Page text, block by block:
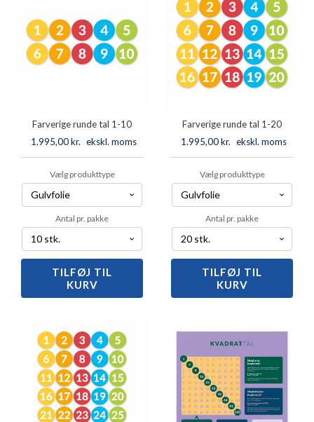
Farverige runde tal 1-10
1.995,00kr. ekskl. moms
Vælg produkttype
Antal pr. pakke
Farverige
runde
tal
antal
TILFØJ TIL
KURV
Farverige runde tal 1-20
1.995,00kr. ekskl. moms
Vælg produkttype
Antal pr. pakke
Farverige
runde
tal
TILFØJ TIL
KURV